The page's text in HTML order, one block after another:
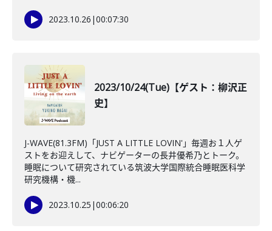
2023.10.26 |00:07:30
2023/10/24(Tue)【ゲスト：柳沢正
史】
J-WAVE(81.3FM)「JUST A LITTLE LOVIN'」毎週お１人ゲ
ストをお迎えして、ナビゲーターの長井優希乃とトーク。
睡眠について研究されている筑波大学国際統合睡眠医科学
研究機構・機...
2023.10.25 |00:06:20